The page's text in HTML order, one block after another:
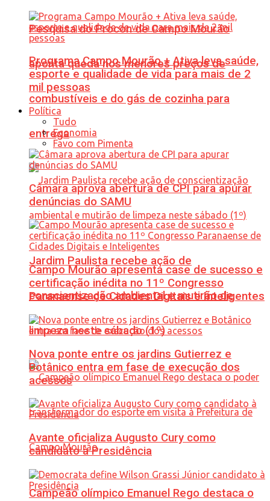
Pesquisa do Procon de Campo Mourão
aponta queda nos menores preços de
combustíveis e do gás de cozinha para
entrega
Jardim Paulista recebe ação de
conscientização ambiental e mutirão de
limpeza neste sábado (1º)
Campeão olímpico Emanuel Rego destaca o
Programa Campo Mourão + Ativa leva saúde,
esporte e qualidade de vida para mais de 2
mil pessoas
Política
Tudo
Economia
Favo com Pimenta
Câmara aprova abertura de CPI para apurar
denúncias do SAMU
Campo Mourão apresenta case de sucesso e
certificação inédita no 11º Congresso
Paranaense de Cidades Digitais e Inteligentes
Nova ponte entre os jardins Gutierrez e
Botânico entra em fase de execução dos
acessos
Avante oficializa Augusto Cury como
candidato à Presidência